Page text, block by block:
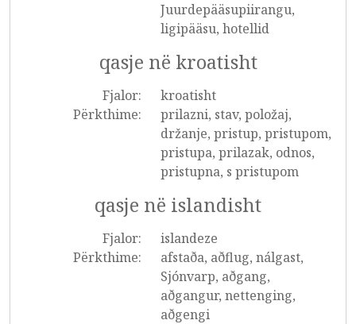
Juurdepääsupiirangu,
ligipääsu, hotellid
qasje në kroatisht
Fjalor:
kroatisht
Përkthime:
prilazni, stav, položaj,
držanje, pristup, pristupom,
pristupa, prilazak, odnos,
pristupna, s pristupom
qasje në islandisht
Fjalor:
islandeze
Përkthime:
afstaða, aðflug, nálgast,
Sjónvarp, aðgang,
aðgangur, nettenging,
aðgengi